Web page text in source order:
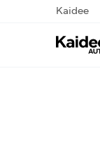
Kaidee